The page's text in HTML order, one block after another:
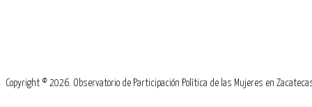
Copyright © 2026. Observatorio de Participación Política de las Mujeres en